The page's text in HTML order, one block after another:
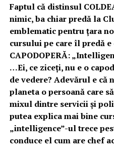
Faptul că distinsul
nimic, ba chiar predă la
emblematic pentru țara
cursului pe care îl predă
CAPODOPERĂ:
…Ei, ce ziceți, nu e o
de vedere? Adevărul e că
planeta o persoană care
mixul dintre servicii și
putea explica mai bine
„intelligence”-ul trece
conduce el cum are chef